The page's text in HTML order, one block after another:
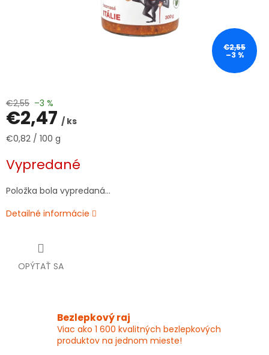
€2,55
–3 %
€2,55 –3 %
€2,47 / ks
Jednotková
€0,82 / 100 g
Vypredané
Položka bola vypredaná…
Detailné informácie
OPÝTAŤ SA
Bezlepkový raj
Viac ako 1 600 kvalitných bezlepkových
produktov na jednom mieste!